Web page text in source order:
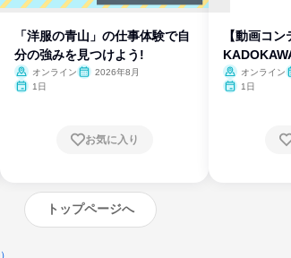
「洋服の青山」の仕事体験で自
分の強みを見つけよう!
オンライン
2026年8月
1日
お気に入り
【動画コン
オンライン
1日
トップページへ